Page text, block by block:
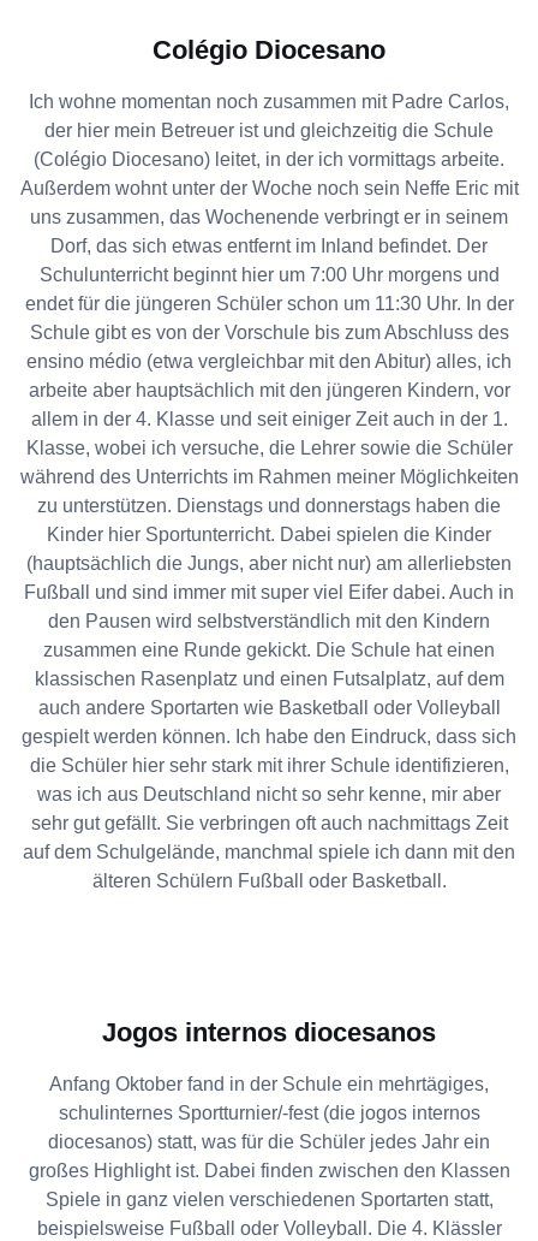
Colégio Diocesano
Ich wohne momentan noch zusammen mit Padre Carlos,
der hier mein Betreuer ist und gleichzeitig die Schule
(Colégio Diocesano) leitet, in der ich vormittags arbeite.
Außerdem wohnt unter der Woche noch sein Neffe Eric mit
uns zusammen, das Wochenende verbringt er in seinem
Dorf, das sich etwas entfernt im Inland befindet. Der
Schulunterricht beginnt hier um 7:00 Uhr morgens und
endet für die jüngeren Schüler schon um 11:30 Uhr. In der
Schule gibt es von der Vorschule bis zum Abschluss des
ensino médio (etwa vergleichbar mit den Abitur) alles, ich
arbeite aber hauptsächlich mit den jüngeren Kindern, vor
allem in der 4. Klasse und seit einiger Zeit auch in der 1.
Klasse, wobei ich versuche, die Lehrer sowie die Schüler
während des Unterrichts im Rahmen meiner Möglichkeiten
zu unterstützen. Dienstags und donnerstags haben die
Kinder hier Sportunterricht. Dabei spielen die Kinder
(hauptsächlich die Jungs, aber nicht nur) am allerliebsten
Fußball und sind immer mit super viel Eifer dabei. Auch in
den Pausen wird selbstverständlich mit den Kindern
zusammen eine Runde gekickt. Die Schule hat einen
klassischen Rasenplatz und einen Futsalplatz, auf dem
auch andere Sportarten wie Basketball oder Volleyball
gespielt werden können. Ich habe den Eindruck, dass sich
die Schüler hier sehr stark mit ihrer Schule identifizieren,
was ich aus Deutschland nicht so sehr kenne, mir aber
sehr gut gefällt. Sie verbringen oft auch nachmittags Zeit
auf dem Schulgelände, manchmal spiele ich dann mit den
älteren Schülern Fußball oder Basketball.
Jogos internos diocesanos
Anfang Oktober fand in der Schule ein mehrtägiges,
schulinternes Sportturnier/-fest (die jogos internos
diocesanos) statt, was für die Schüler jedes Jahr ein
großes Highlight ist. Dabei finden zwischen den Klassen
Spiele in ganz vielen verschiedenen Sportarten statt,
beispielsweise Fußball oder Volleyball. Die 4. Klässler